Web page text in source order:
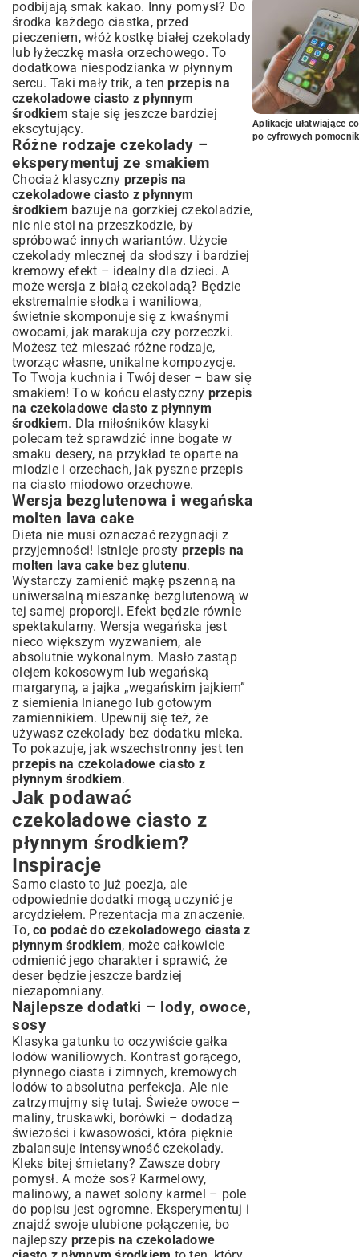
podbijają smak kakao. Inny pomysł? Do
środka każdego ciastka, przed
pieczeniem, włóż kostkę białej czekolady
lub łyżeczkę masła orzechowego. To
dodatkowa niespodzianka w płynnym
sercu. Taki mały trik, a tenprzepis na
czekoladowe ciasto z płynnym
środkiem staje się jeszcze bardziej
ekscytujący.
Różne rodzaje czekolady –
eksperymentuj ze smakiem
Chociaż klasyczny przepis na
czekoladowe ciasto z płynnym
środkiem bazuje na gorzkiej czekoladzie,
nic nie stoi na przeszkodzie, by
spróbować innych wariantów. Użycie
czekolady mlecznej da słodszy i bardziej
kremowy efekt – idealny dla dzieci. A
może wersja z białą czekoladą? Będzie
ekstremalnie słodka i waniliowa,
świetnie skomponuje się z kwaśnymi
owocami, jak marakuja czy porzeczki.
Możesz też mieszać różne rodzaje,
tworząc własne, unikalne kompozycje.
To Twoja kuchnia i Twój deser – baw się
smakiem! To w końcu elastyczny przepis
na czekoladowe ciasto z płynnym
środkiem. Dla miłośników klasyki
polecam też sprawdzić inne bogate w
smaku desery, na przykład te oparte na
miodzie i orzechach, jak pyszne przepis
na ciasto miodowo orzechowe.
Wersja bezglutenowa i wegańska
molten lava cake
Dieta nie musi oznaczać rezygnacji z
przyjemności! Istnieje prosty przepis na
molten lava cake bez glutenu.
Wystarczy zamienić mąkę pszenną na
uniwersalną mieszankę bezglutenową w
tej samej proporcji. Efekt będzie równie
spektakularny. Wersja wegańska jest
nieco większym wyzwaniem, ale
absolutnie wykonalnym. Masło zastąp
olejem kokosowym lub wegańską
margaryną, a jajka „wegańskim jajkiem”
z siemienia lnianego lub gotowym
zamiennikiem. Upewnij się też, że
używasz czekolady bez dodatku mleka.
To pokazuje, jak wszechstronny jest ten
przepis na czekoladowe ciasto z
płynnym środkiem.
Jak podawać
czekoladowe ciasto z
płynnym środkiem?
Inspiracje
Samo ciasto to już poezja, ale
odpowiednie dodatki mogą uczynić je
arcydziełem. Prezentacja ma znaczenie.
To, co podać do czekoladowego ciasta z
płynnym środkiem, może całkowicie
odmienić jego charakter i sprawić, że
deser będzie jeszcze bardziej
niezapomniany.
Najlepsze dodatki – lody, owoce,
sosy
Klasyka gatunku to oczywiście gałka
lodów waniliowych. Kontrast gorącego,
płynnego ciasta i zimnych, kremowych
lodów to absolutna perfekcja. Ale nie
zatrzymujmy się tutaj. Świeże owoce –
maliny, truskawki, borówki – dodadzą
świeżości i kwasowości, która pięknie
zbalansuje intensywność czekolady.
Kleks bitej śmietany? Zawsze dobry
pomysł. A może sos? Karmelowy,
malinowy, a nawet solony karmel – pole
do popisu jest ogromne. Eksperymentuj i
znajdź swoje ulubione połączenie, bo
najlepszy przepis na czekoladowe
Aplikacje ułatwiające
po cyfrowych